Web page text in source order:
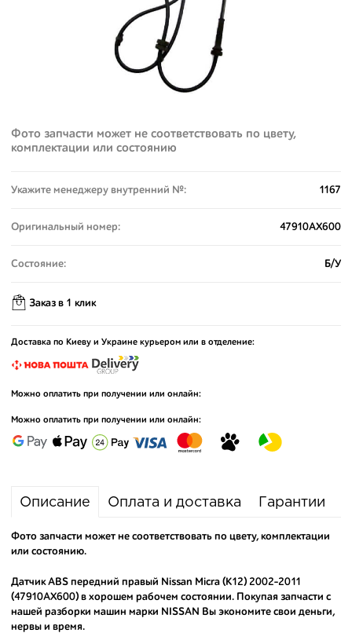
Фото запчасти может не соответствовать по цвету,
комплектации или состоянию
Укажите менеджеру внутренний №: 1167
Оригинальный номер: 47910AX600
Состояние: Б/У
Заказ в 1 клик
Доставка по Киеву и Украине курьером или в отделение:
Можно оплатить при получении или онлайн:
Можно оплатить при получении или онлайн:
Описание Оплата и доставка Гарантии
Фото запчасти может не соответствовать по цвету, комплектации
или состоянию.
Датчик ABS передний правый Nissan Micra (K12) 2002-2011
(47910AX600) в хорошем рабочем состоянии. Покупая запчасти с
нашей разборки машин марки NISSAN Вы экономите свои деньги,
нервы и время.